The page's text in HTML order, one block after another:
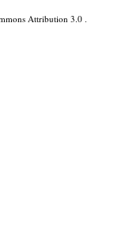
Attribution 3.0 .